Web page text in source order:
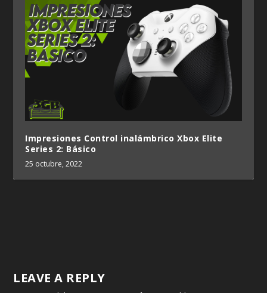
Impresiones Control inalámbrico Xbox Elite
Series 2: Básico
25 octubre, 2022
LEAVE A REPLY